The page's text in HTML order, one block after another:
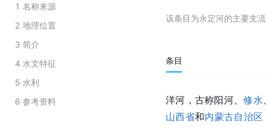
1 名称来源
2 地理位置
3 简介
4 水文特征
5 水利
6 参考资料
该条目为永定河的主要支流
条目
洋河，古称阳河、修水
山西省和内蒙古自治区